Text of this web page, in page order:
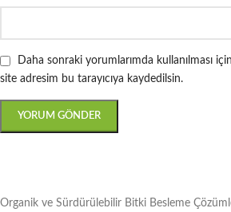
Daha sonraki yorumlarımda kullanılması
site adresim bu tarayıcıya kaydedilsin.
Organik ve Sürdürülebilir Bitki Besleme